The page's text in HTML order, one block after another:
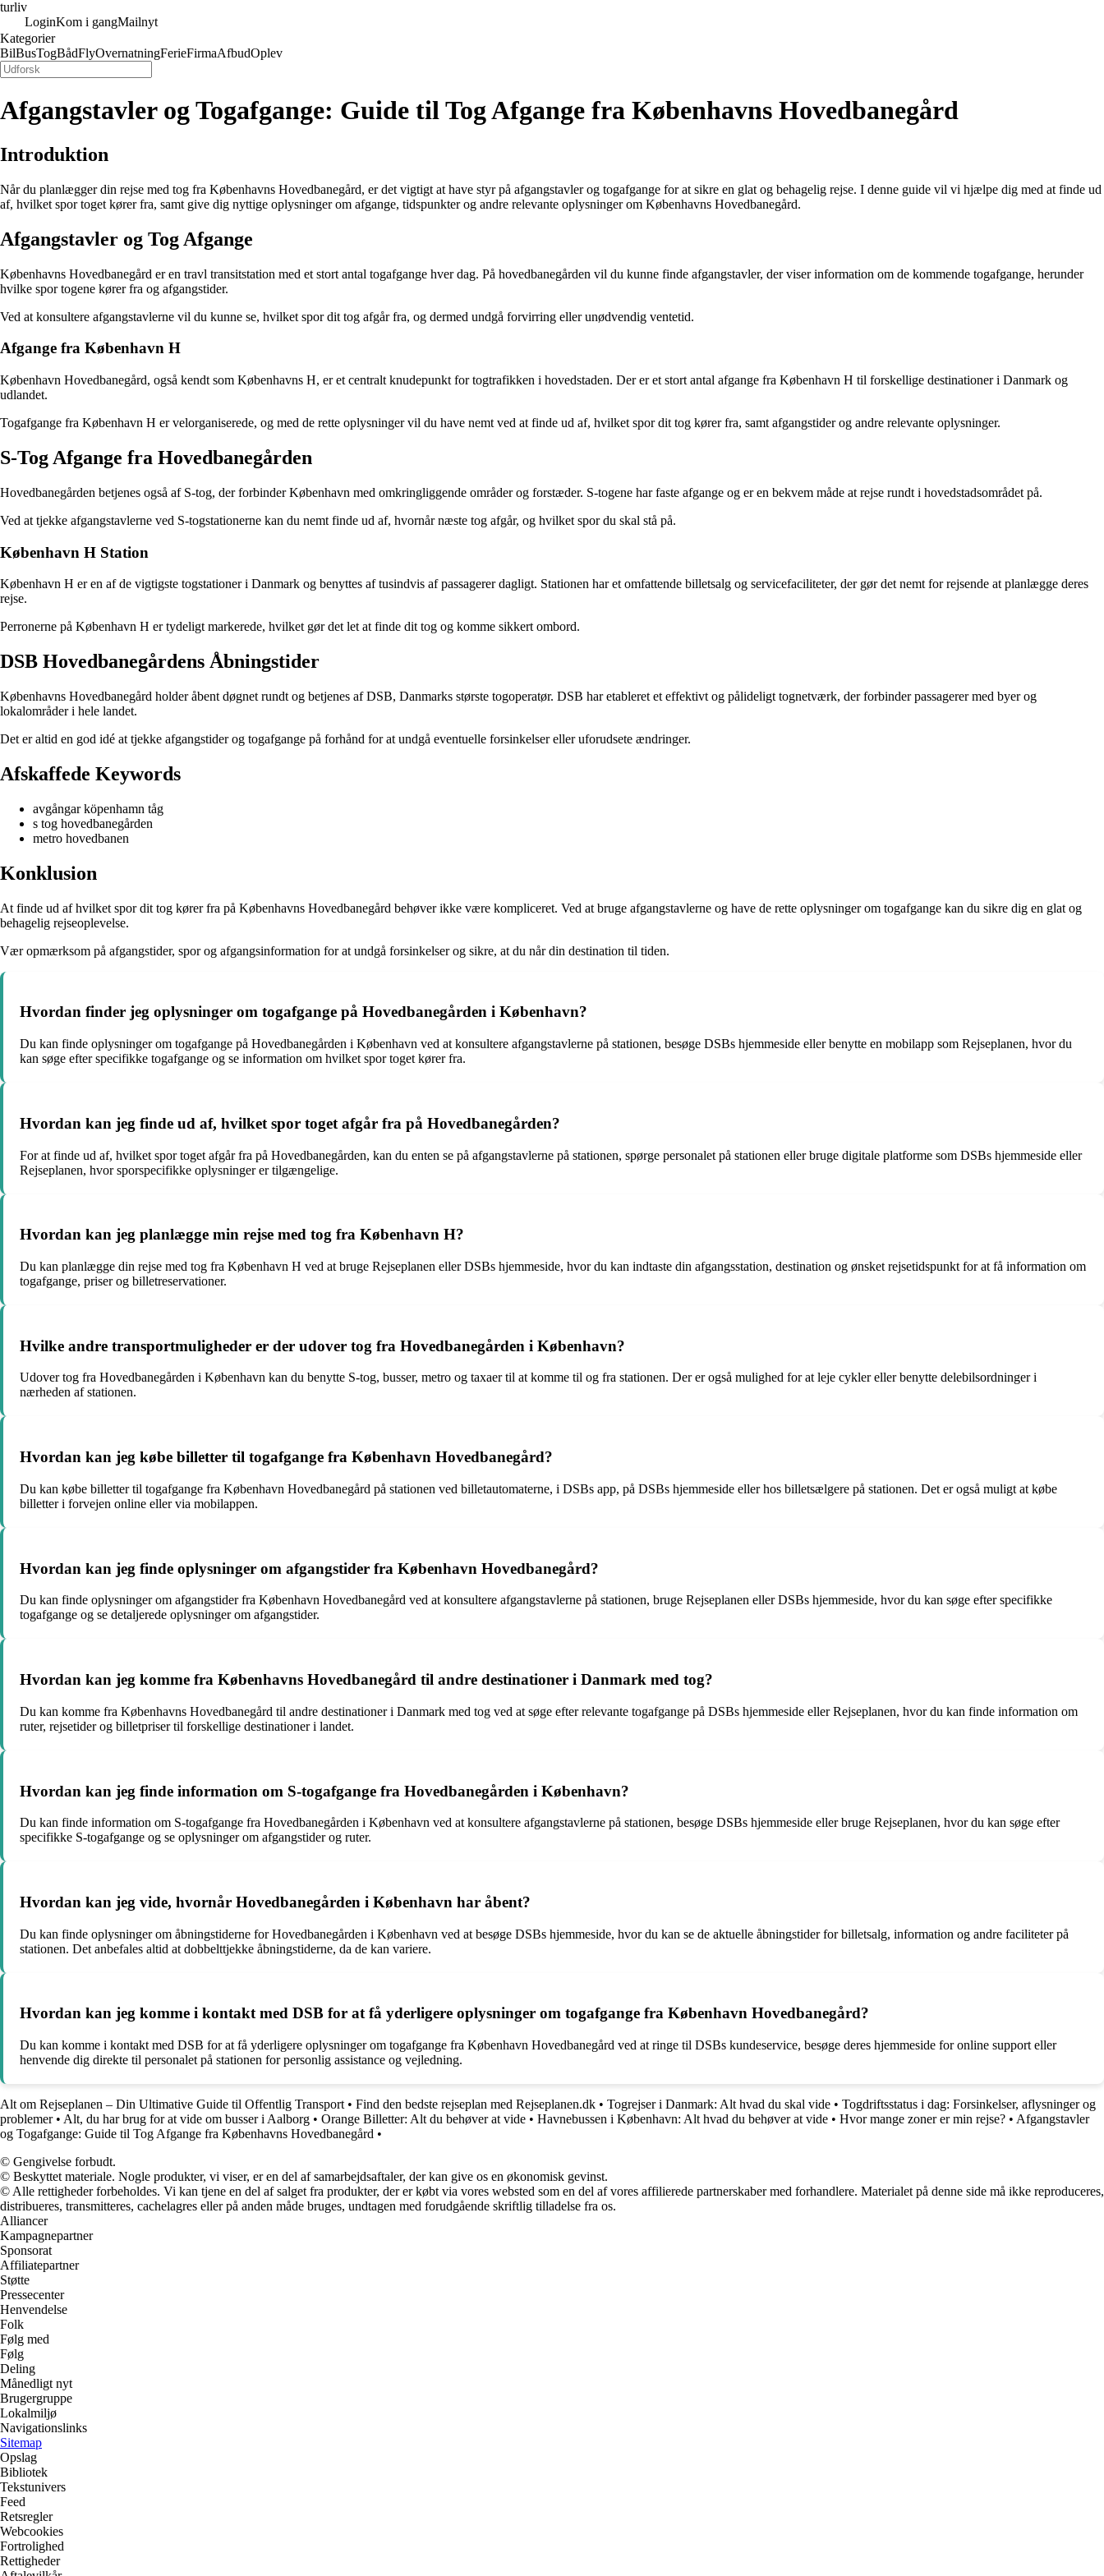
turliv
LoginKom i gangMailnyt
Kategorier
BilBusTogBådFlyOvernatningFerieFirmaAfbudOplev
Afgangstavler og Togafgange: Guide til Tog Afgange fra Københavns Hovedbanegård
Introduktion
Når du planlægger din rejse med tog fra Københavns Hovedbanegård, er det vigtigt at have styr på afgangstavler og togafgange for at sikre en glat og behagelig rejse. I denne guide vil vi hjælpe dig med at finde ud
af, hvilket spor toget kører fra, samt give dig nyttige oplysninger om afgange, tidspunkter og andre relevante oplysninger om Københavns Hovedbanegård.
Afgangstavler og Tog Afgange
Københavns Hovedbanegård er en travl transitstation med et stort antal togafgange hver dag. På hovedbanegården vil du kunne finde afgangstavler, der viser information om de kommende togafgange, herunder
hvilke spor togene kører fra og afgangstider.
Ved at konsultere afgangstavlerne vil du kunne se, hvilket spor dit tog afgår fra, og dermed undgå forvirring eller unødvendig ventetid.
Afgange fra København H
København Hovedbanegård, også kendt som Københavns H, er et centralt knudepunkt for togtrafikken i hovedstaden. Der er et stort antal afgange fra København H til forskellige destinationer i Danmark og
udlandet.
Togafgange fra København H er velorganiserede, og med de rette oplysninger vil du have nemt ved at finde ud af, hvilket spor dit tog kører fra, samt afgangstider og andre relevante oplysninger.
S-Tog Afgange fra Hovedbanegården
Hovedbanegården betjenes også af S-tog, der forbinder København med omkringliggende områder og forstæder. S-togene har faste afgange og er en bekvem måde at rejse rundt i hovedstadsområdet på.
Ved at tjekke afgangstavlerne ved S-togstationerne kan du nemt finde ud af, hvornår næste tog afgår, og hvilket spor du skal stå på.
København H Station
København H er en af de vigtigste togstationer i Danmark og benyttes af tusindvis af passagerer dagligt. Stationen har et omfattende billetsalg og servicefaciliteter, der gør det nemt for rejsende at planlægge deres
rejse.
Perronerne på København H er tydeligt markerede, hvilket gør det let at finde dit tog og komme sikkert ombord.
DSB Hovedbanegårdens Åbningstider
Københavns Hovedbanegård holder åbent døgnet rundt og betjenes af DSB, Danmarks største togoperatør. DSB har etableret et effektivt og pålideligt tognetværk, der forbinder passagerer med byer og
lokalområder i hele landet.
Det er altid en god idé at tjekke afgangstider og togafgange på forhånd for at undgå eventuelle forsinkelser eller uforudsete ændringer.
Afskaffede Keywords
avgångar köpenhamn tåg
s tog hovedbanegården
metro hovedbanen
Konklusion
At finde ud af hvilket spor dit tog kører fra på Københavns Hovedbanegård behøver ikke være kompliceret. Ved at bruge afgangstavlerne og have de rette oplysninger om togafgange kan du sikre dig en glat og
behagelig rejseoplevelse.
Vær opmærksom på afgangstider, spor og afgangsinformation for at undgå forsinkelser og sikre, at du når din destination til tiden.
Hvordan finder jeg oplysninger om togafgange på Hovedbanegården i København?
Du kan finde oplysninger om togafgange på Hovedbanegården i København ved at konsultere afgangstavlerne på stationen, besøge DSBs hjemmeside eller benytte en mobilapp som Rejseplanen, hvor du
kan søge efter specifikke togafgange og se information om hvilket spor toget kører fra.
Hvordan kan jeg finde ud af, hvilket spor toget afgår fra på Hovedbanegården?
For at finde ud af, hvilket spor toget afgår fra på Hovedbanegården, kan du enten se på afgangstavlerne på stationen, spørge personalet på stationen eller bruge digitale platforme som DSBs hjemmeside eller
Rejseplanen, hvor sporspecifikke oplysninger er tilgængelige.
Hvordan kan jeg planlægge min rejse med tog fra København H?
Du kan planlægge din rejse med tog fra København H ved at bruge Rejseplanen eller DSBs hjemmeside, hvor du kan indtaste din afgangsstation, destination og ønsket rejsetidspunkt for at få information om
togafgange, priser og billetreservationer.
Hvilke andre transportmuligheder er der udover tog fra Hovedbanegården i København?
Udover tog fra Hovedbanegården i København kan du benytte S-tog, busser, metro og taxaer til at komme til og fra stationen. Der er også mulighed for at leje cykler eller benytte delebilsordninger i
nærheden af stationen.
Hvordan kan jeg købe billetter til togafgange fra København Hovedbanegård?
Du kan købe billetter til togafgange fra København Hovedbanegård på stationen ved billetautomaterne, i DSBs app, på DSBs hjemmeside eller hos billetsælgere på stationen. Det er også muligt at købe
billetter i forvejen online eller via mobilappen.
Hvordan kan jeg finde oplysninger om afgangstider fra København Hovedbanegård?
Du kan finde oplysninger om afgangstider fra København Hovedbanegård ved at konsultere afgangstavlerne på stationen, bruge Rejseplanen eller DSBs hjemmeside, hvor du kan søge efter specifikke
togafgange og se detaljerede oplysninger om afgangstider.
Hvordan kan jeg komme fra Københavns Hovedbanegård til andre destinationer i Danmark med tog?
Du kan komme fra Københavns Hovedbanegård til andre destinationer i Danmark med tog ved at søge efter relevante togafgange på DSBs hjemmeside eller Rejseplanen, hvor du kan finde information om
ruter, rejsetider og billetpriser til forskellige destinationer i landet.
Hvordan kan jeg finde information om S-togafgange fra Hovedbanegården i København?
Du kan finde information om S-togafgange fra Hovedbanegården i København ved at konsultere afgangstavlerne på stationen, besøge DSBs hjemmeside eller bruge Rejseplanen, hvor du kan søge efter
specifikke S-togafgange og se oplysninger om afgangstider og ruter.
Hvordan kan jeg vide, hvornår Hovedbanegården i København har åbent?
Du kan finde oplysninger om åbningstiderne for Hovedbanegården i København ved at besøge DSBs hjemmeside, hvor du kan se de aktuelle åbningstider for billetsalg, information og andre faciliteter på
stationen. Det anbefales altid at dobbelttjekke åbningstiderne, da de kan variere.
Hvordan kan jeg komme i kontakt med DSB for at få yderligere oplysninger om togafgange fra København Hovedbanegård?
Du kan komme i kontakt med DSB for at få yderligere oplysninger om togafgange fra København Hovedbanegård ved at ringe til DSBs kundeservice, besøge deres hjemmeside for online support eller
henvende dig direkte til personalet på stationen for personlig assistance og vejledning.
Alt om Rejseplanen – Din Ultimative Guide til Offentlig Transport • Find den bedste rejseplan med Rejseplanen.dk • Togrejser i Danmark: Alt hvad du skal vide • Togdriftsstatus i dag: Forsinkelser, aflysninger og
problemer• Alt, du har brug for at vide om busser i Aalborg • Orange Billetter: Alt du behøver at vide • Havnebussen i København: Alt hvad du behøver at vide • Hvor mange zoner er min rejse? • Afgangstavler
og Togafgange: Guide til Tog Afgange fra Københavns Hovedbanegård •
© Gengivelse forbudt.
© Beskyttet materiale. Nogle produkter, vi viser, er en del af samarbejdsaftaler, der kan give os en økonomisk gevinst.
© Alle rettigheder forbeholdes. Vi kan tjene en del af salget fra produkter, der er købt via vores websted som en del af vores affilierede partnerskaber med forhandlere. Materialet på denne side må ikke reproduceres,
distribueres, transmitteres, cachelagres eller på anden måde bruges, undtagen med forudgående skriftlig tilladelse fra os.
Alliancer
Kampagnepartner
Sponsorat
Affiliatepartner
Støtte
Pressecenter
Henvendelse
Folk
Følg med
Følg
Deling
Månedligt nyt
Brugergruppe
Lokalmiljø
Navigationslinks
Sitemap
Opslag
Bibliotek
Tekstunivers
Feed
Retsregler
Webcookies
Fortrolighed
Rettigheder